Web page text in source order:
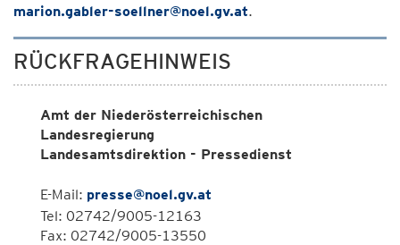
marion.gabler-soellner@noel.gv.at.
RÜCKFRAGEHINWEIS
Amt der Niederösterreichischen
Landesregierung
Landesamtsdirektion - Pressedienst
E-Mail: presse@noel.gv.at
Tel: 02742/9005-12163
Fax: 02742/9005-13550